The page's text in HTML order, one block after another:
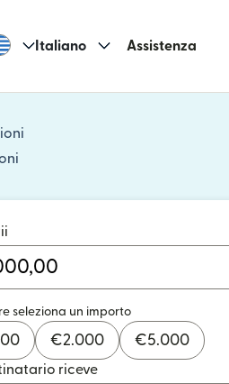
Italiano Assistenza
seleziona un importo
€2.000 €5.000
riceve